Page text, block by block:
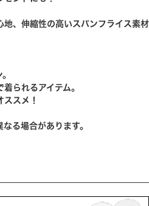
、伸縮性の高いスパンフライス素材
られるアイテム。
スメ！
る場合があります。